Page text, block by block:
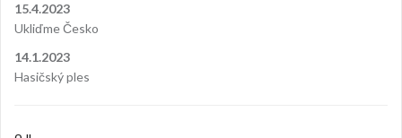
15.4.2023
Ukliďme Česko
14.1.2023
Hasičský ples